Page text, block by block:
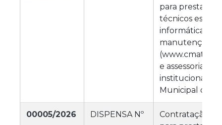
para prestação
técnicos
informática, na
manutenção
e assessoria em
institucionais
Municipal de
00005/2026 DISPENSA Nº
Contratação